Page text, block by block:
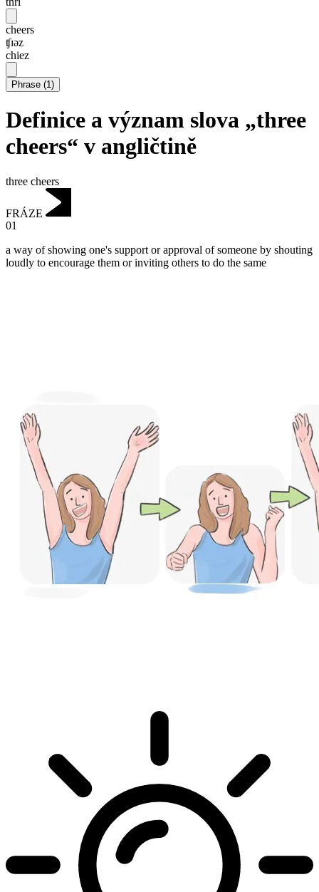
cheers
ʧɪəz
chiez
Phrase (1)
Definice a význam slova „three
cheers“ v angličtině
three cheers
FRÁZE
01
a way of showing one's support or approval of someone by shouting
loudly to encourage them or inviting others to do the same